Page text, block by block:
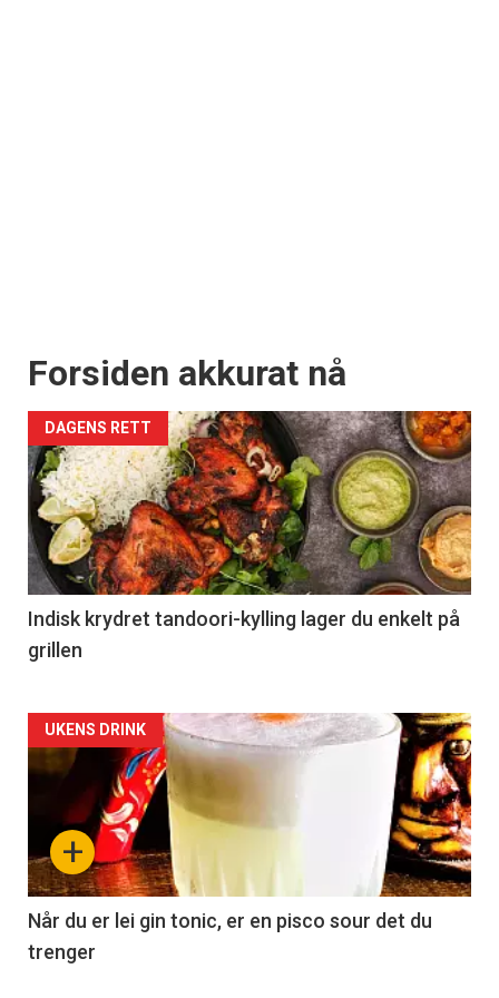
Forsiden akkurat nå
DAGENS RETT
Indisk krydret tandoori-kylling lager du enkelt på
grillen
Forsiden
akkurat
nå
-
2
+
UKENS DRINK
Når du er lei gin tonic, er en pisco sour det du
trenger